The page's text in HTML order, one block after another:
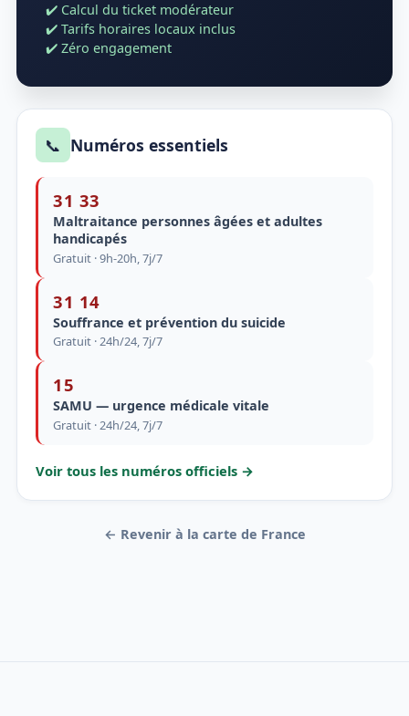
✔️ Calcul du ticket modérateur
✔️ Tarifs horaires locaux inclus
✔️ Zéro engagement
📞 Numéros essentiels
31 33
Maltraitance personnes âgées et adultes
handicapés
Gratuit · 9h-20h, 7j/7
31 14
Souffrance et prévention du suicide
Gratuit · 24h/24, 7j/7
15
SAMU — urgence médicale vitale
Gratuit · 24h/24, 7j/7
Voir tous les numéros officiels →
← Revenir à la carte de France